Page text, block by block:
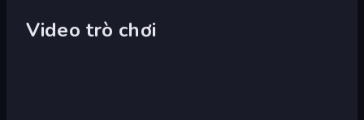
Video trò chơi